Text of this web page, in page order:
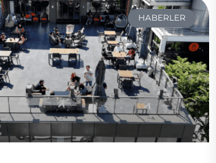
HABERLER